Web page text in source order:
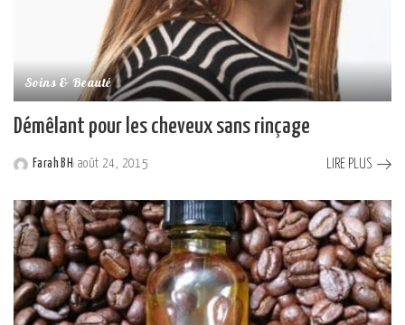
Soins & Beauté
Démêlant pour les cheveux sans rinçage
Posted
Farah BH août 24, 2015 LIRE PLUS